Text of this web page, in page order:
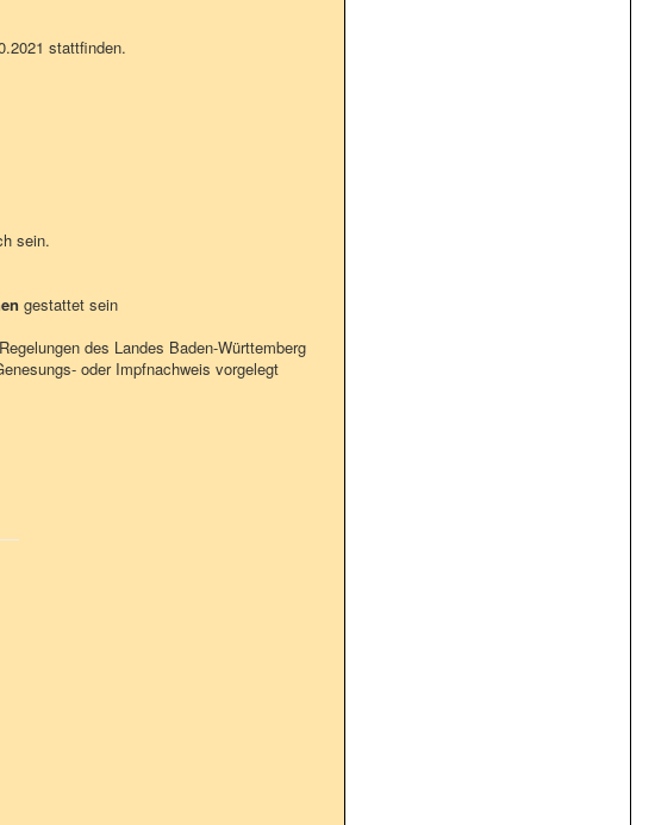
stattfinden.
sein.
gestattet sein
des Landes Baden-Württemberg
oder Impfnachweis vorgelegt